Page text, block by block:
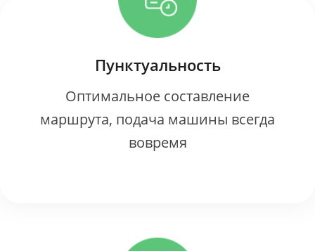
Пунктуальность
Оптимальное составление
маршрута, подача машины всегда
вовремя